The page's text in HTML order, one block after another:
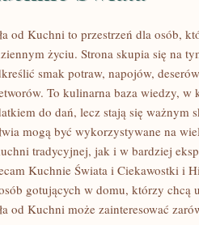
od Kuchni to przestrzeń dla osób,
życiu. Strona skupia się na
smak potraw, napojów,
To kulinarna baza wiedzy, w
do dań, lecz stają się ważnym
mogą być wykorzystywane na
tradycyjnej, jak i w bardziej
Kuchnie Świata i Ciekawostki i
gotujących w domu, którzy chcą
od Kuchni może zainteresować